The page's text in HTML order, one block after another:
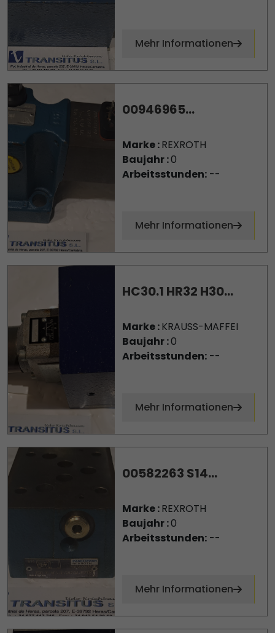
Mehr Informationen
00946965...
Marke :REXROTH
Baujahr :0
Arbeitsstunden:--
Mehr Informationen
HC30.1 HR32 H30...
Marke :KRAUSS-MAFFEI
Baujahr :0
Arbeitsstunden:--
Mehr Informationen
00582263 S14...
Marke :REXROTH
Baujahr :0
Arbeitsstunden:--
Mehr Informationen